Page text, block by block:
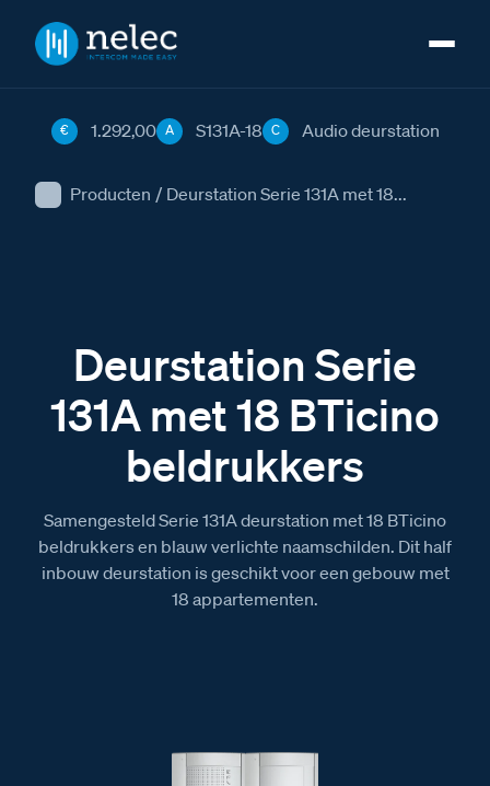
Producten / Deurstation Serie 131A met 18...
€ 1.292,00 A S131A-18 C Audio deurstation
Deurstation Serie
131A met 18 BTicino
beldrukkers
Samengesteld Serie 131A deurstation met 18 BTicino
beldrukkers en blauw verlichte naamschilden. Dit half
inbouw deurstation is geschikt voor een gebouw met
18 appartementen.